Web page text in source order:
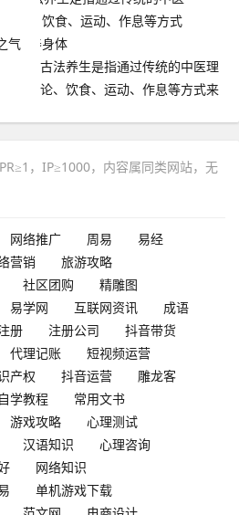
气
古法养生是指通过传统的中医理
论、饮食、运动、作息等方式来
，IP≥1000，内容属同类网站，无
网络推广 周易
易经
营销
旅游攻略
社区团购
精雕图
易学网 互联网资讯
成语
册 注册公司
抖音带货
代理记账
短视频运营
产权 抖音运营
雕龙客
自学教程
常用文书
游戏攻略
心理测试
汉语知识
心理咨询
网络知识
单机游戏下载